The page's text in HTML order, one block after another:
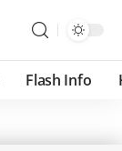
Flash Info